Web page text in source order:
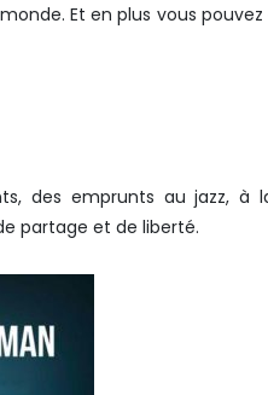
Et en plus vous pouvez
des emprunts au jazz, à
partage et de liberté.